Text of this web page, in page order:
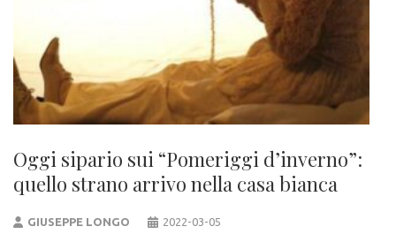
Oggi sipario sui “Pomeriggi d’inverno”:
quello strano arrivo nella casa bianca
GIUSEPPE LONGO 2022-03-05